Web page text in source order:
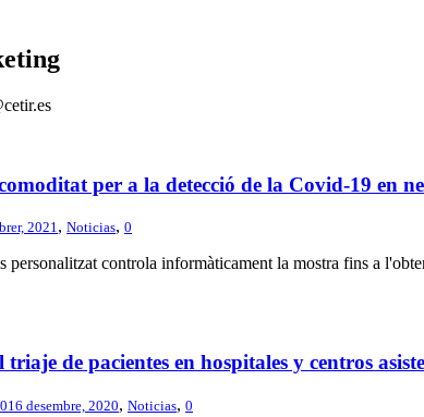
per a la detecció de la Covid-19 en
2021, Noticias, 0
personalitzat controla informàticament la mostra fins a
de pacientes en hospitales y centros
16 desembre, 2020, Noticias, 0